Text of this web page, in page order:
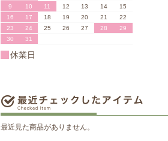
9
10 11 12 13 14
15
16
17 18 19 20 21
22
23
24 25 26 27 28
29
30
31
休業日
最近見た商品がありません。